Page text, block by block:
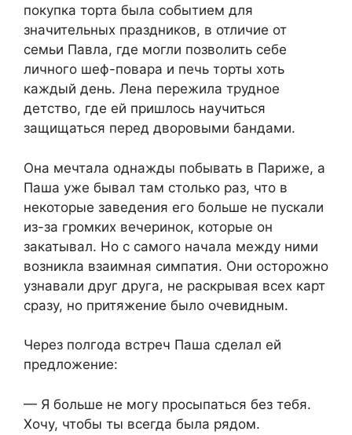
покупка торта была событием для
значительных праздников, в отличие от
семьи Павла, где могли позволить себе
личного шеф-повара и печь торты хоть
каждый день. Лена пережила трудное
детство, где ей пришлось научиться
защищаться перед дворовыми бандами.
Она мечтала однажды побывать в Париже, а
Паша уже бывал там столько раз, что в
некоторые заведения его больше не пускали
из-за громких вечеринок, которые он
закатывал. Но с самого начала между ними
возникла взаимная симпатия. Они осторожно
узнавали друг друга, не раскрывая всех карт
сразу, но притяжение было очевидным.
Через полгода встреч Паша сделал ей
предложение:
— Я больше не могу просыпаться без тебя.
Хочу, чтобы ты всегда была рядом.